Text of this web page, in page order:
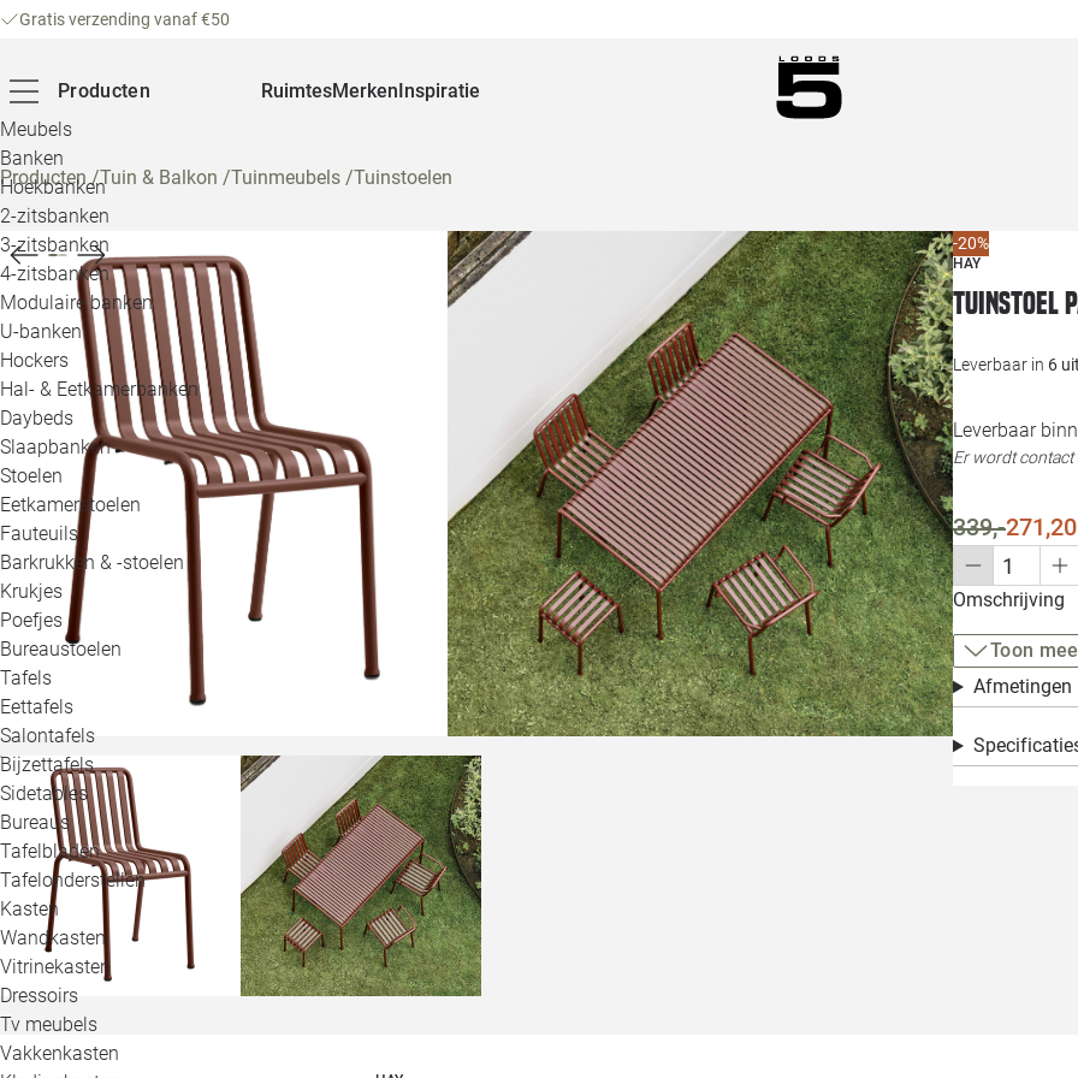
Gratis verzending vanaf €50
Producten
Meubels
Banken
Hoekbanken
2-zitsbanken
3-zitsbanken
4-zitsbanken
Modulaire banken
U-banken
Hockers
Hal- & Eetkamerbanken
Daybeds
Slaapbanken
Stoelen
Eetkamerstoelen
Fauteuils
Barkrukken & -stoelen
Krukjes
Poefjes
Bureaustoelen
Tafels
Eettafels
Salontafels
Bijzettafels
Sidetables
Bureaus
Tafelbladen
Tafelonderstellen
Kasten
Wandkasten
Vitrinekasten
Dressoirs
Tv meubels
Vakkenkasten
RuimtesMerkenInspiratie
Producten/Tuin & Balkon /Tuinmeubels /Tuinstoelen
-20%
HAY
Tuinstoel
Leverbaar in 6
Leverbaar
Er wordt
339,-271,20
Omschrijving
Toon
Afmetingen